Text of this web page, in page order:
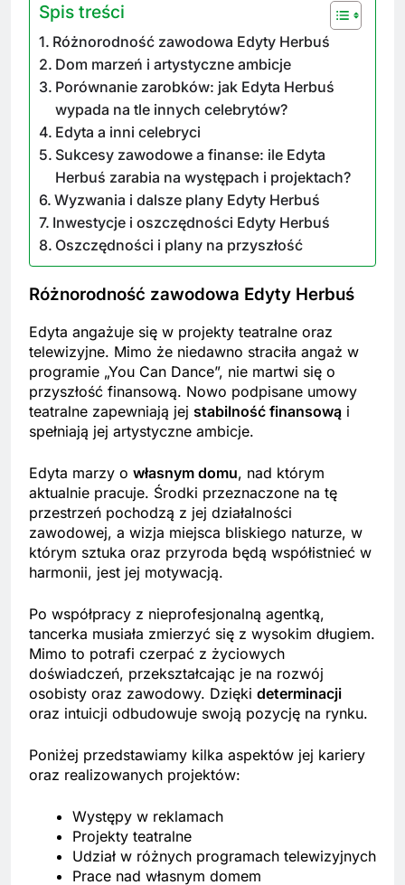
Spis treści
Różnorodność zawodowa Edyty Herbuś
Dom marzeń i artystyczne ambicje
Porównanie zarobków: jak Edyta Herbuś
wypada na tle innych celebrytów?
Edyta a inni celebryci
Sukcesy zawodowe a finanse: ile Edyta
Herbuś zarabia na występach i projektach?
Wyzwania i dalsze plany Edyty Herbuś
Inwestycje i oszczędności Edyty Herbuś
Oszczędności i plany na przyszłość
Różnorodność zawodowa Edyty Herbuś
Edyta angażuje się w projekty teatralne oraz
telewizyjne. Mimo że niedawno straciła angaż w
programie „You Can Dance”, nie martwi się o
przyszłość finansową. Nowo podpisane umowy
teatralne zapewniają jej stabilność finansową i
spełniają jej artystyczne ambicje.
Edyta marzy o własnym domu, nad którym
aktualnie pracuje. Środki przeznaczone na tę
przestrzeń pochodzą z jej działalności
zawodowej, a wizja miejsca bliskiego naturze, w
którym sztuka oraz przyroda będą współistnieć w
harmonii, jest jej motywacją.
Po współpracy z nieprofesjonalną agentką,
tancerka musiała zmierzyć się z wysokim długiem.
Mimo to potrafi czerpać z życiowych
doświadczeń, przekształcając je na rozwój
osobisty oraz zawodowy. Dzięki determinacji
oraz intuicji odbudowuje swoją pozycję na rynku.
Poniżej przedstawiamy kilka aspektów jej kariery
oraz realizowanych projektów:
Występy w reklamach
Projekty teatralne
Udział w różnych programach telewizyjnych
Prace nad własnym domem